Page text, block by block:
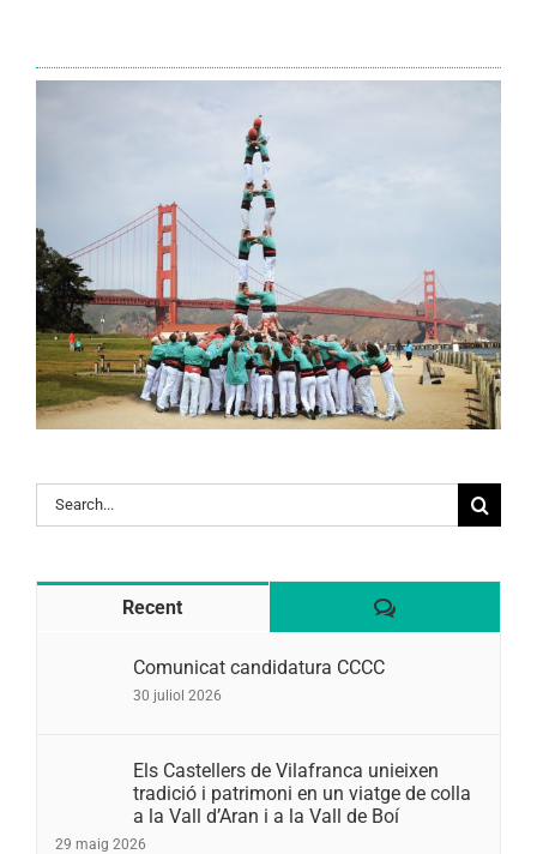
Search
for:
Recent Comentaris
Comunicat candidatura CCCC
30 juliol 2026
Els Castellers de Vilafranca unieixen
tradició i patrimoni en un viatge de colla
a la Vall d’Aran i a la Vall de Boí
29 maig 2026